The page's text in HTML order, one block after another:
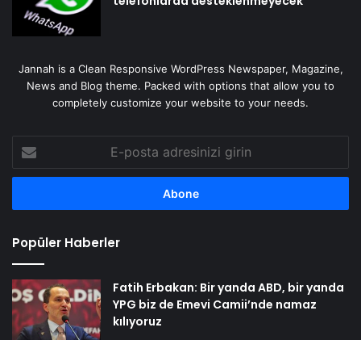
Jannah is a Clean Responsive WordPress Newspaper, Magazine,
News and Blog theme. Packed with options that allow you to
completely customize your website to your needs.
posta
adresinizi
Popüler Haberler
Fatih Erbakan: Bir yanda ABD, bir yanda
YPG biz de Emevi Camii’nde namaz
kılıyoruz